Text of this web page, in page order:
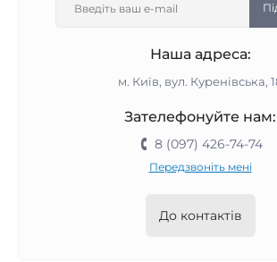
Наша адреса:
м. Київ, вул. Куренівська,
Зателефонуйте нам:
8 (097) 426-74-74
Передзвоніть мені
До контактів